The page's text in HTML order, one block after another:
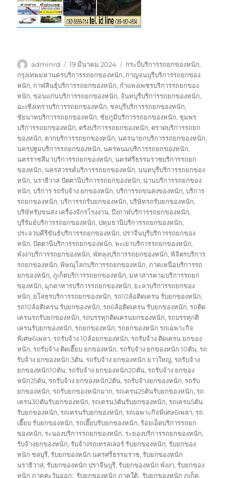
ผู้
เขียน
adminrd
เขียน
เมื่อ
19 มีนาคม 2024
ป้าย
กำกับ
กระบี่บริการรถยกของหนัก,
กรุงเทพมหานครบริการรถยกของหนัก, กาญจนบุรีบริการรถยกของ
หนัก, กาฬสินธุ์บริการรถยกของหนัก, กำแพงเพชรบริการรถยกของ
หนัก,ขอนแก่นบริการรถยกของหนัก, จันทบุรีบริการรถยกของหนัก,
ฉะเชิงเทราบริการรถยกของหนัก, ชลบุรีบริการรถยกของหนัก,
ชัยนาทบริการรถยกของหนัก, ชัยภูมิบริการรถยกของหนัก, ชุมพร
บริการรถยกของหนัก, ตรังบริการรถยกของหนัก, ตราดบริการรถยก
ของหนัก, ตากบริการรถยกของหนัก,นครนายกบริการรถยกของหนัก,
นครปฐมบริการรถยกของหนัก,นครพนมบริการรถยกของหนัก,
นครราชสีมาบริการรถยกของหนัก,นครศรีธรรมราชบริการรถยก
ของหนัก,นครสวรรค์บริการรถยกของหนัก,นนทบุรีบริการรถยกของ
หนัก,นราธิวาส ปัตตานีบริการรถยกของหนัก,น่านบริการรถยกของ
หนัก,บริการ รถรับจ้าง ยกของหนัก,บริการรถขนสงของหนัก,บริการ
รถยกของหนัก,บริการรถรับยกของหนัก,บริษัทรถรับยกของหนัก,
บริษัทรับขนส่ง เครื่องจักรโรงงาน,บึงกาฬบริการรถยกของหนัก,
บุรีรัมย์บริการรถยกของหนัก,ปทุมธานีบริการรถยกของหนัก,
ประจวบคีรีขันธ์บริการรถยกของหนัก,ปราจีนบุรีบริการรถยกของ
หนัก,ปัตตานีบริการรถยกของหนัก,พะเยาบริการรถยกของหนัก,
พังงาบริการรถยกของหนัก,พัทลุงบริการรถยกของหนัก,พิจิตรบริการ
รถยกของหนัก,พิษณุโลกบริการรถยกของหนัก,ภาคเหนือบริการรถ
ยกของหนัก,ภูเก็ตบริการรถยกของหนัก,มหาสารคามบริการรถยก
ของหนัก,มุกดาหารบริการรถยกของหนัก, ยะลาบริการรถยกของ
หนัก, ยโสธรบริการรถยกของหนัก,รถ10ล้อติดเครน รับยกของหนัก,
รถ10ล้อติเครน รับยกของหนัก,รถ6ล้อติดเครน รับยกของหนัก,รถติด
เครนรถรับยกของหนัก,รถบรรทุกติดเครนยกของหนัก,รถบรรทุกติ
เครนรับยกของหนัก,รถยกของหนัก,รถยกของหนัก รถเฉพาะกิจ
พิเศษ6เพลา,รถรับจ้าง 10ล้อยกของหนัก,รถรับจ้าง ติดเครน ยกของ
หนัก,รถรับจ้าง ติดเฮี๊ยบ ยกของหนัก,รถรับจ้าง ยกของหนัก 10ตัน,รถ
รับจ้าง ยกของหนัก 3ตัน,รถรับจ้าง ยกของหนัก ยาวใหญ่,รถรับจ้าง
ยกของหนัก10ตัน,รถรับจ้าง ยกของหนัก20ตัน,รถรับจ้าง ยกของ
หนัก25ตัน,รถรับจ้าง ยกของหนัก2ตัน,รถรับจ้างยกของหนัก,รถรับ
ยกของหนัก,รถรับยกของหนักมาก,รถเครน25ตันรับยกของหนัก,รถ
เครน30ตันรับยกของหนัก,รถเครน3ตันรับยกของหนัก,รถเครน5ตัน
รับยกของหนัก,รถเครนรับยกของหนัก,รถเฉพาะกิจพิเศษ6เพลา,รถ
เฮี๊ยบ รับยกของหนัก,รถเฮี๊ยบรับยกของหนัก,ร้อยเอ็ดบริการรถยก
ของหนัก,ระนองบริการรถยกของหนัก,ระยองบริการรถยกของหนัก,
รับจ้างยกของหนัก,รับจ้างรถเทรลเลอร์ รับยกของหนัก,รับยกของ
หนัก ชลบุรี,รับยกของหนัก นครศรีธรรมราช,รับยกของหนัก
นราธิวาส,รับยกของหนัก ปราจีนบุรี,รับยกของหนัก พังงา,รับยกของ
หนัก ภาคตะวันออก:,รับยกของหนัก ภาคใต้:,รับยกของหนัก ภูเก็ต,